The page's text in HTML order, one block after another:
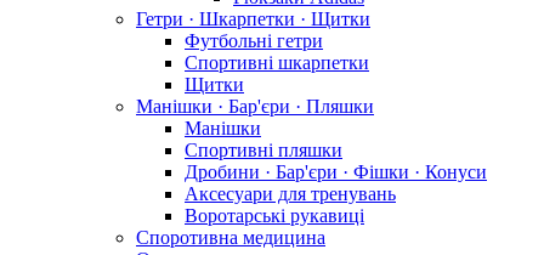
Гетри · Шкарпетки · Щитки
Футбольні гетри
Спортивні шкарпетки
Щитки
Манішки · Бар'єри · Пляшки
Манішки
Спортивні пляшки
Дробини · Бар'єри · Фішки · Конуси
Аксесуари для тренувань
Воротарські рукавиці
Споротивна медицина